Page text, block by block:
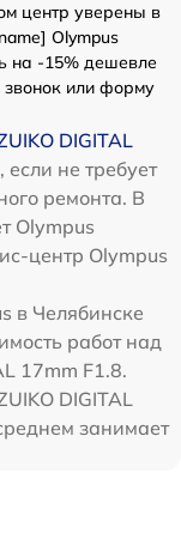
центр уверены в
Olympus
на -15% дешевле
или форму
DIGITAL
не требует
ремонта. В
Olympus
центр Olympus
в Челябинске
работ над
17mm F1.8.
DIGITAL
занимает